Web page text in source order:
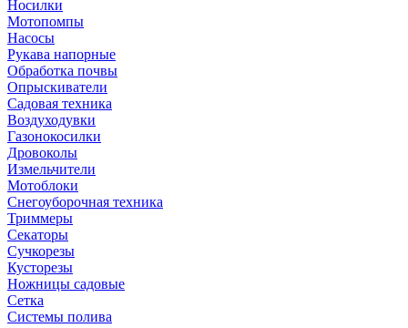
Носилки
Мотопомпы
Насосы
Рукава напорные
Обработка почвы
Опрыскиватели
Садовая техника
Воздуходувки
Газонокосилки
Дровоколы
Измельчители
Мотоблоки
Снегоуборочная техника
Триммеры
Секаторы
Сучкорезы
Кусторезы
Ножницы садовые
Сетка
Системы полива